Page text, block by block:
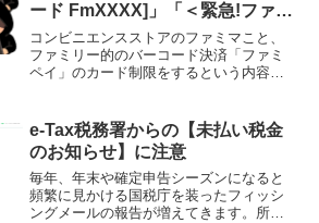
ード FmXXXX]」「＜緊急!ファミ
ペイ 重要なお知らせ＞」に注意
コンビニエンスストアのファミマこと、
ファミリー的のバーコード決済「ファミ
ペイ」のカード制限をするという内容の
シングメールを紹介したいと思います。
メールの内容送信者送信者...
e-Tax税務署からの【未払い税金
のお知らせ】に注意
毎年、年末や確定申告シーズンになると
頻繁に見かける国税庁を装ったフィッシ
ングメールの報告が増えてきます。所得